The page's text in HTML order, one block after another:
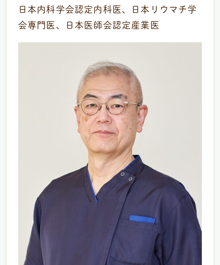
日本内科学会認定内科医、日本リウマチ学
会専門医、日本医師会認定産業医